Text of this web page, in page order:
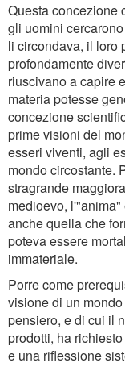
Questa concezione
gli uomini
li circondava, il loro
profondamente
riuscivano a capire
materia potesse
concezione
prime visioni del
esseri viventi, agli
mondo circostante.
stragrande
medioevo,
anche quella che
poteva essere
immateriale.
Porre come
visione di un
pensiero, e di cui il
prodotti, ha
e una riflessione